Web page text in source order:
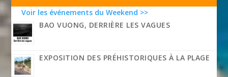
Voir les événements du Weekend >>
BAO VUONG, DERRIÈRE LES VAGUES
EXPOSITION DES PRÉHISTORIQUES À LA PLAGE